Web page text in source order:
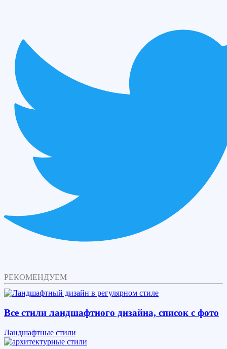
РЕКОМЕНДУЕМ
Все стили ландшафтного дизайна, список с фото
Ландшафтные стили